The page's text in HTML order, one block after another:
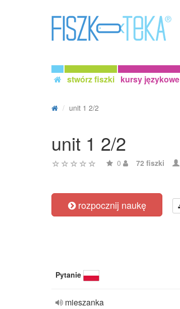
stwórz fiszki kursy językowe
unit 1 2/2
unit 1 2/2
0 72 fiszki
rozpocznij naukę
Pytanie
mieszanka